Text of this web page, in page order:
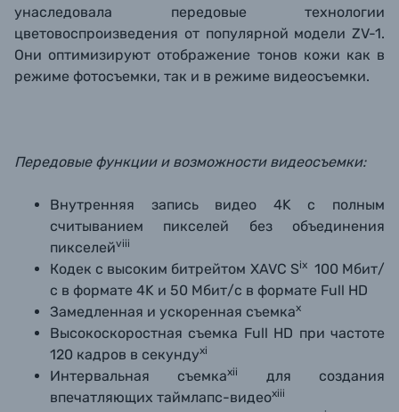
унаследовала передовые технологии
цветовоспроизведения от популярной модели ZV-1.
Они оптимизируют отображение тонов кожи как в
режиме фотосъемки, так и в режиме видеосъемки.
Передовые функции и возможности видеосъемки:
Внутренняя запись видео 4K с полным
считыванием пикселей без объединения
пикселейviii
Кодек с высоким битрейтом XAVC Six100 Мбит/
с в формате 4K и 50 Мбит/с в формате Full HD
Замедленная и ускоренная съемкаx
Высокоскоростная съемка Full HD при частоте
120 кадров в секундуxi
Интервальная съемкаxii
для создания
впечатляющих таймлапс-видеоxiii